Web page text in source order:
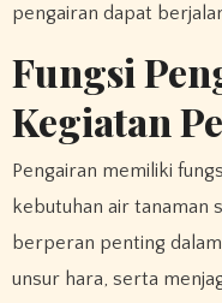
pengairan dapat
Fungsi
Kegiatan
Pengairan memiliki
kebutuhan air tanaman
berperan penting
unsur hara, serta